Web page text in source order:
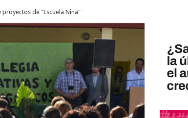
de "Escuela Nina"